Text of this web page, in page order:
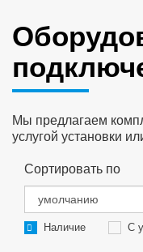
Мы предлагаем
услугой установки
Сортировать по
Наличие С